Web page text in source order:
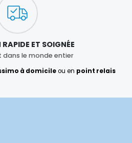
ET SOIGNÉE
dans le monde entier
à domicileou en point relais